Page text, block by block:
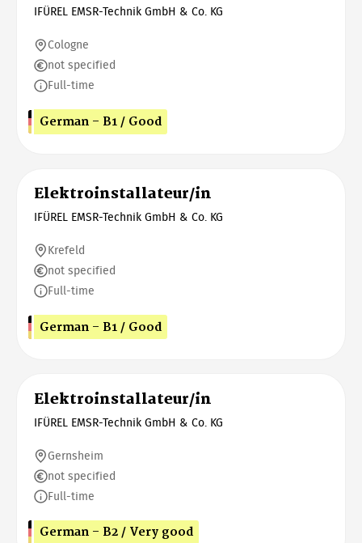
IFÜREL EMSR-Technik GmbH & Co. KG
Cologne
not specified
Full-time
German - B1 / Good
Elektroinstallateur/in
IFÜREL EMSR-Technik GmbH & Co. KG
Krefeld
not specified
Full-time
German - B1 / Good
Elektroinstallateur/in
IFÜREL EMSR-Technik GmbH & Co. KG
Gernsheim
not specified
Full-time
German - B2 / Very good